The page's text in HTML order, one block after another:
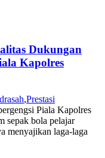
Dukungan
Kapolres
,Prestasi
Piala Kapolres
sepak bola pelajar
menyajikan laga-laga